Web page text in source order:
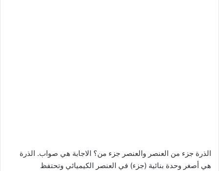
الذرة جزء من العنصر والعنصر جزء من؟ الاجابة هي صواب. الذرة
هي أصغر وحدة بنائية (جزء) في العنصر الكيميائي وتحتفظ